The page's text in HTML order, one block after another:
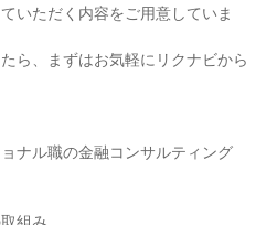
いただく内容をご用意していま
ら、まずはお気軽にリクナビから
ナル職の金融コンサルティング